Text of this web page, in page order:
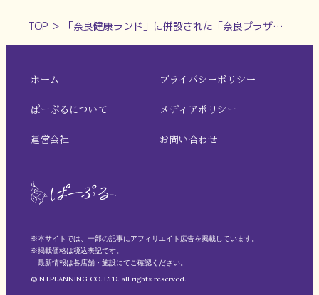
TOP ＞ 「奈良健康ランド」に併設された「奈良プラザホテル」をご紹介【奈良のホテル・旅館特集2024】
ホーム
ぱーぷるについて
運営会社
プライバシーポリシー
メディアポリシー
お問い合わせ
※本サイトでは、一部の記事にアフィリエイト広告を掲載しています。
※掲載価格は税込表記です。
最新情報は各店舗・施設にてご確認ください。
© N.I.PLANNING CO.,LTD. all rights reserved.